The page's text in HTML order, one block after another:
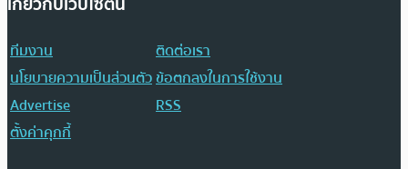
ทีมงาน
ติดต่อเรา
นโยบายความเป็นส่วนตัวข้อตกลงในการใช้งาน
Advertise
RSS
ตั้งค่าคุกกี้